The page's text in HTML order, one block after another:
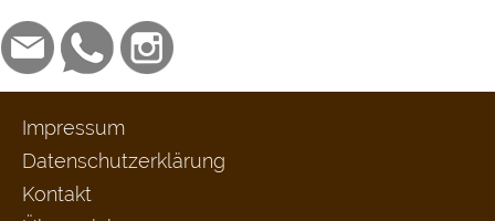
Impressum
Datenschutzerklärung
Kontakt